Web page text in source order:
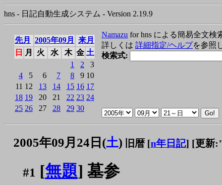
hns - 日記自動生成システム - Version 2.19.9
先月 2005年09月
来月
日
月 火 水 木 金 土
1
2
3
4
5 6 7 8 9 10
11 12 13 14 15 16 17
18 19 20 21 22 23 24
25 26 27 28 29 30
Namazu for hns による簡易全文検
詳しくは 詳細指定/ヘルプを参照
検索式:
2005年09月24日(土) 旧暦 [n年日記] [更新
#1 [無題] 墓参